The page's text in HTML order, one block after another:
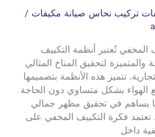
تركيب نحاس صيانة مكيفات /
تُعتبر أنظمة التكييف
والمتميزة لتحقيق المناخ المثالي
تتميز هذه الأنظمة بتصميمها
الهواء بشكل متساوي دون الحاجة
يساهم في تحقيق مظهر جمالي
تعتمد فكرة التكييف المخفي على
داخل